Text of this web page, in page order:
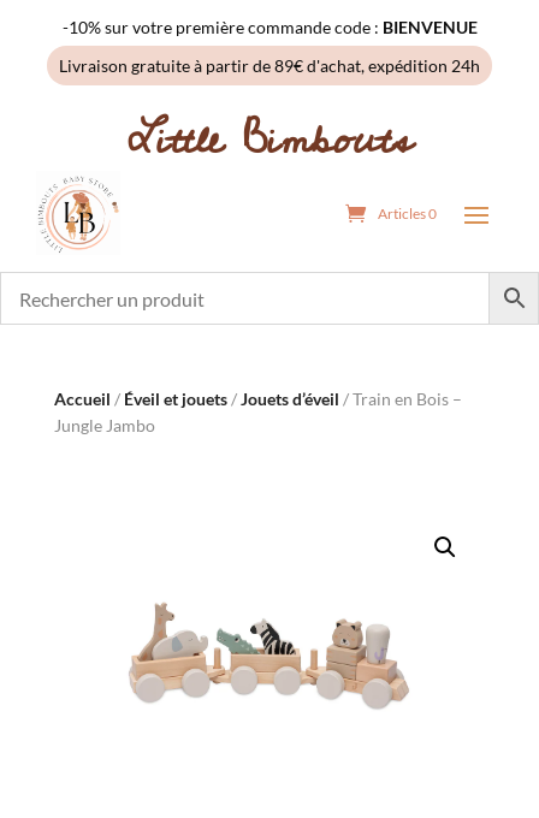
-10% sur votre première commande code : BIENVENUE
Livraison gratuite à partir de 89€ d'achat, expédition 24h
Little Bimbouts
Articles 0
Accueil / Éveil et jouets/Jouets d’éveil / Train en Bois –
Jungle Jambo